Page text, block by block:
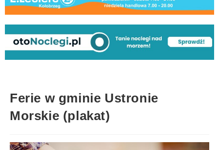
Ferie w gminie Ustronie
Morskie (plakat)